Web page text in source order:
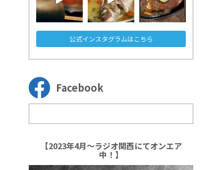
公式インスタグラムはこちら
Facebook
【2023年4月～ラジオ関西にてオンエア
中！】